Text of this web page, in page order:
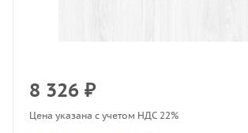
8 326 ₽
Цена указана с учетом НДС 22%